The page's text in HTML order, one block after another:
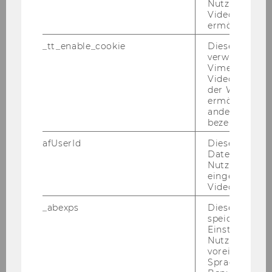
schafts­uni­ver­si­tät Wien ab­ge­gol­ten wer­den
AUS­GE­SCHRIE­BE­NE STEL­LEN:
In­sti­tu­te for Eco­lo­gi­cal Eco­no­mics
30-40
hours/week third-​party-funded pro­ject staff
em­ployee sub­ject to the
terms of the Collec­ti­ve Bar­gai­ning Agree­ment
for Uni­ver­si­ty Staff -
An­ge­stell­te/r gemäß Kol­
lek­tiv­ver­trag für die Ar­beit­neh­mer/innen der
; mi­ni­mum gross month­ly sa­la­ry,
paid 14 times per year: Euro 2,852.93 (for 30
hours/week) or Euro 3,803.90 (for 40
hours/week)) as part of the “Cli­ma­te Eco­no­mics
and Fi­nan­ce” Re­se­arch Group. This em­ployee
po­si­ti­on will be li­mi­ted to a pe­ri­od of 2 years
(ad­di­tio­nal fun­ding op­por­tu­nities might arise
Nutzung des
Videoplayers
ermöglichen
_tt_enable_cookie
Dieses
verwendet,
Vimeo-
der WU-
ermöglichen
andere nicht
bezeichnete
afUserId
Dieses
Daten von
Videos
_abexps
Dieses Cookie
speichert
Nutzer*in, zB.
Sprache,